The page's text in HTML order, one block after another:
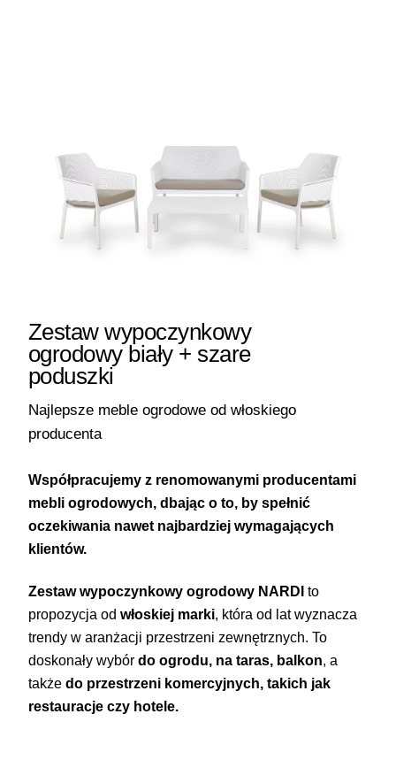
Zestaw wypoczynkowy
ogrodowy biały + szare
poduszki
Najlepsze meble ogrodowe od włoskiego
producenta
Współpracujemy z renomowanymi producentami
mebli ogrodowych, dbając o to, by spełnić
oczekiwania nawet najbardziej wymagających
klientów.
Zestaw wypoczynkowy ogrodowy NARDI to
propozycja od włoskiej marki, która od lat wyznacza
trendy w aranżacji przestrzeni zewnętrznych. To
doskonały wybór do ogrodu, na taras, balkon, a
także do przestrzeni komercyjnych, takich jak
restauracje czy hotele.